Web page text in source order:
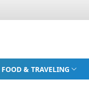
FOOD & TRAVELING